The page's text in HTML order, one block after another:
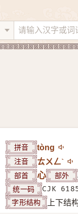
拼音 tòng
注音 ㄊㄨㄥˋ
部首 心 部外
统一码 CJK
字形结构 上下结